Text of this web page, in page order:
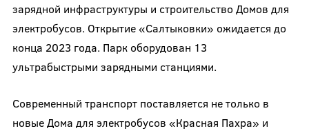
зарядной инфраструктуры и строительство Домов для
электробусов. Открытие «Салтыковки» ожидается до
конца 2023 года. Парк оборудован 13
ультрабыстрыми зарядными станциями.
Современный транспорт поставляется не только в
новые Дома для электробусов «Красная Пахра» и